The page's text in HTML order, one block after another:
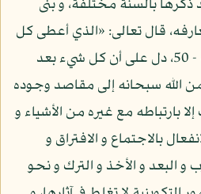
ذكرها بالسنة مختلفة، و بنى
قال تعالى: «الذي أعطى كل
شيء خلقه ثم هدى:» طه - 50، دل على أن كل شيء بعد
الله سبحانه إلى مقاصد وجوده
بارتباطه مع غيره من الأشياء و
بالاجتماع و الافتراق و
و البعد و الأخذ و الترك و نحو